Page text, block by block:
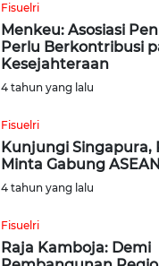
Fisuelri
Menkeu: Asosiasi
Perlu Berkontribusi
Kesejahteraan
4 tahun yang lalu
Fisuelri
Kunjungi Singapura,
Minta Gabung ASEAN
4 tahun yang lalu
Fisuelri
Raja Kamboja: Demi